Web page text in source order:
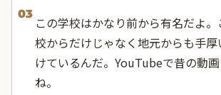
03
この学校はかなり前から有名だよ
校からだけじゃなく地元からも手
けているんだ。YouTubeで昔の動
ね。